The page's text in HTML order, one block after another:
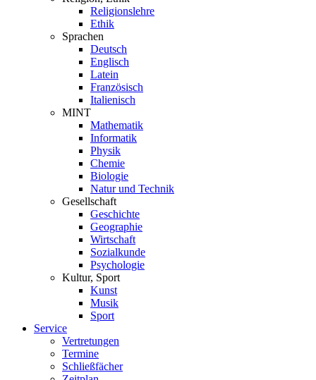
Religionslehre
Ethik
Sprachen
Deutsch
Englisch
Latein
Französisch
Italienisch
MINT
Mathematik
Informatik
Physik
Chemie
Biologie
Natur und Technik
Gesellschaft
Geschichte
Geographie
Wirtschaft
Sozialkunde
Psychologie
Kultur, Sport
Kunst
Musik
Sport
Service
Vertretungen
Termine
Schließfächer